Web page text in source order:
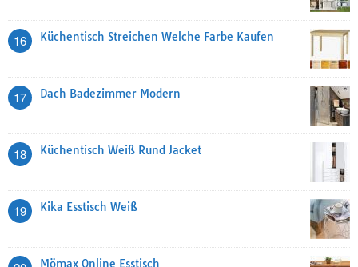
16 Küchentisch Streichen Welche Farbe Kaufen
17 Dach Badezimmer Modern
18 Küchentisch Weiß Rund Jacket
19 Kika Esstisch Weiß